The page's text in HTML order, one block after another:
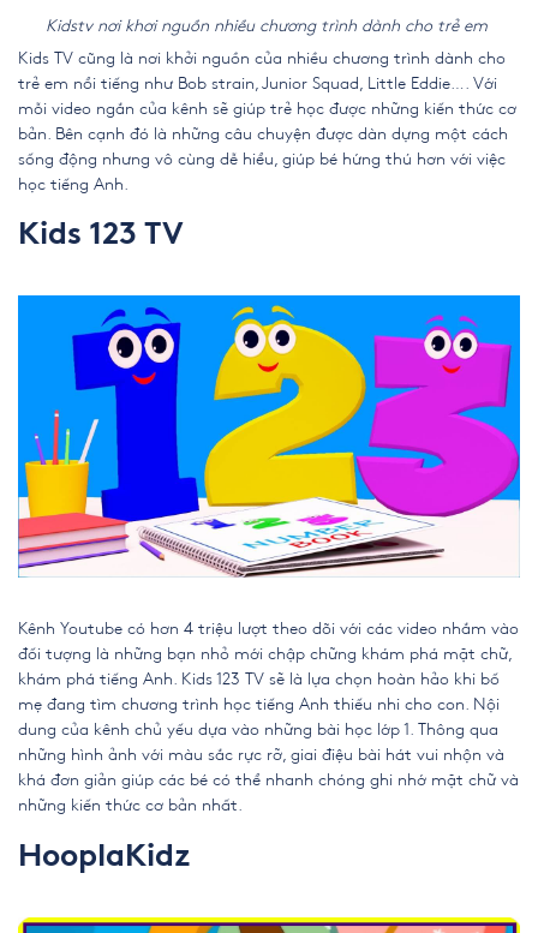
Kidstv nơi khơi nguồn nhiều chương trình dành cho trẻ em
Kids TV cũng là nơi khởi nguồn của nhiều chương trình dành cho
trẻ em nổi tiếng như Bob strain, Junior Squad, Little Eddie…. Với
mỗi video ngắn của kênh sẽ giúp trẻ học được những kiến thức cơ
bản. Bên cạnh đó là những câu chuyện được dàn dựng một cách
sống động nhưng vô cùng dễ hiểu, giúp bé hứng thú hơn với việc
học tiếng Anh.
Kids 123 TV
Kênh Youtube có hơn 4 triệu lượt theo dõi với các video nhắm vào
đối tượng là những bạn nhỏ mới chập chững khám phá mặt chữ,
khám phá tiếng Anh. Kids 123 TV sẽ là lựa chọn hoàn hảo khi bố
mẹ đang tìm chương trình học tiếng Anh thiếu nhi cho con. Nội
dung của kênh chủ yếu dựa vào những bài học lớp 1. Thông qua
những hình ảnh với màu sắc rực rỡ, giai điệu bài hát vui nhộn và
khá đơn giản giúp các bé có thể nhanh chóng ghi nhớ mặt chữ và
những kiến thức cơ bản nhất.
HooplaKidz